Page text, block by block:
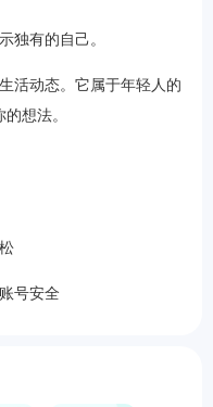
独有的自己。
活动态。它属于年轻人的
想法。
号安全